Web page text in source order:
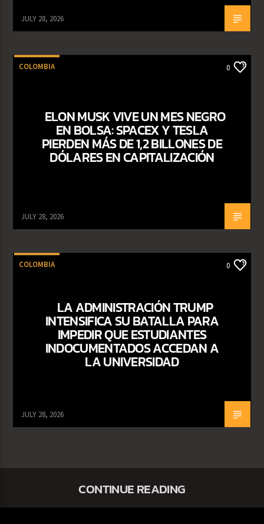
JULY 28, 2026
COLOMBIA 0
ELON MUSK VIVE UN MES NEGRO
EN BOLSA: SPACEX Y TESLA
PIERDEN MÁS DE 1,2 BILLONES DE
DÓLARES EN CAPITALIZACIÓN
JULY 28, 2026
COLOMBIA 0
LA ADMINISTRACIÓN TRUMP
INTENSIFICA SU BATALLA PARA
IMPEDIR QUE ESTUDIANTES
INDOCUMENTADOS ACCEDAN A
LA UNIVERSIDAD
JULY 28, 2026
CONTINUE READING